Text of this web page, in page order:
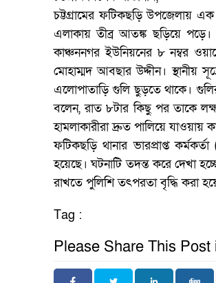
চট্টগ্রামের ফটিকছড়ি উপজেলায়
এলাকায় তীব্র আতঙ্ক ছড়িয়ে
কাঞ্চননগর ইউনিয়নের ৮ নম্বর
মোহাম্মদ আবছার উদ্দীন। স্থানীয়
এলোপাতাড়ি গুলি ছুড়তে থাকে।
বলেন, রাত ৮টার কিছু পর তাকে
হামলাকারীরা দ্রুত পালিয়ে
ফটিকছড়ি থানার ভারপ্রাপ্ত
হয়েছে। ঘটনাটি তদন্ত করে দেখা
রাখতে পুলিশি তৎপরতা বৃদ্ধি করা
Tag :
Please Share This